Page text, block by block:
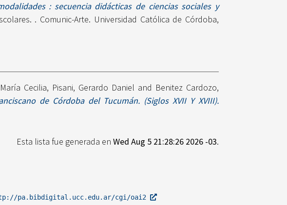
: secuencia didácticas de ciencias sociales y
. Comunic-Arte. Universidad Católica de Córdoba,
Cecilia, Pisani, Gerardo Daniel and Benitez Cardozo,
de Córdoba del Tucumán. (Siglos XVII Y XVIII).
Esta lista fue generada en Wed Aug 5 21:28:26 2026 -03.
pa.bibdigital.ucc.edu.ar/cgi/oai2